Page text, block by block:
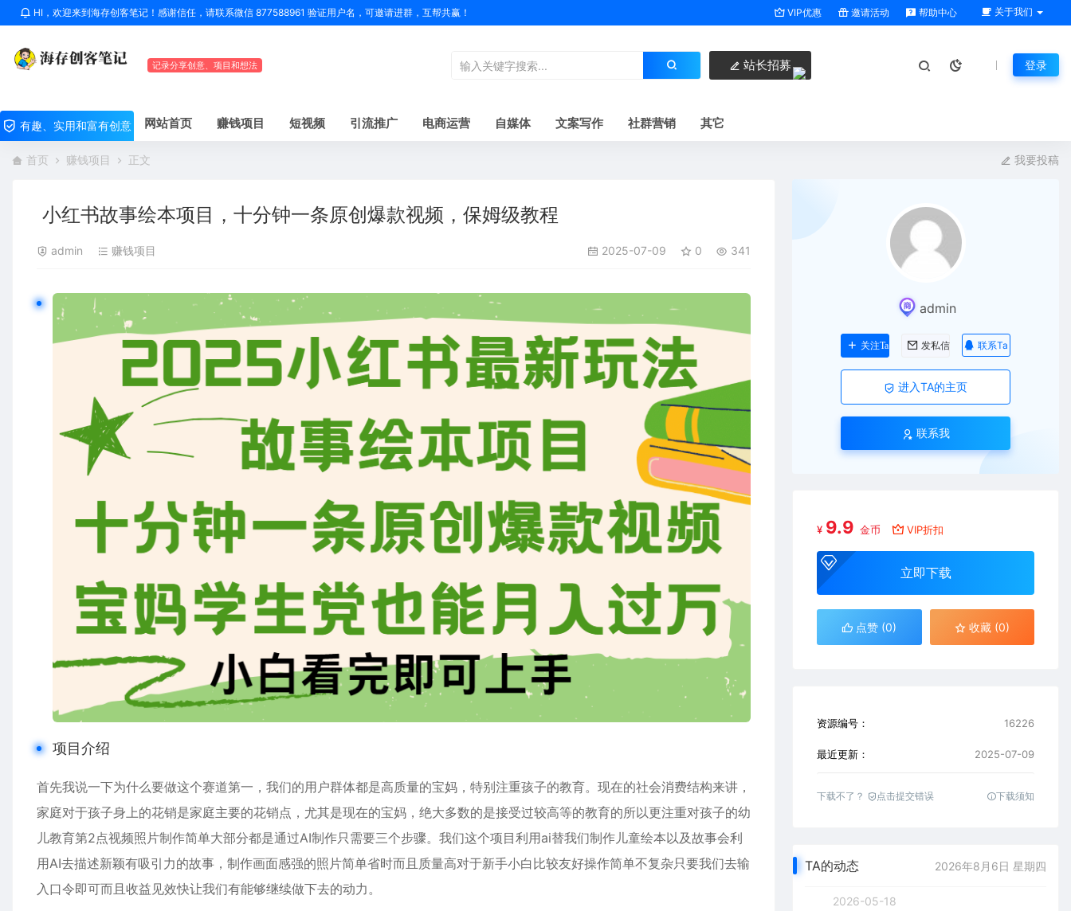
HI，欢迎来到海存创客笔记！感谢信任，请联系微信 877588961 验证用户名，可邀请进群，互帮共赢！ VIP优惠 邀请活动 帮助中心 关于我们
记录分享创意、项目和想法 站长招募 登录
有趣、实用和富有创意 网站首页 赚钱项目 短视频 引流推广 电商运营 自媒体 文案写作 社群营销 其它
首页 赚钱项目 正文 我要投稿
小红书故事绘本项目，十分钟一条原创爆款视频，保姆级教程
admin 赚钱项目 2025-07-09 0 341
项目介绍
首先我说一下为什么要做这个赛道第一，我们的用户群体都是高质量的宝妈，特别注重孩子的教育。现在的社会消费结构来讲，
家庭对于孩子身上的花销是家庭主要的花销点，尤其是现在的宝妈，绝大多数的是接受过较高等的教育的所以更注重对孩子的幼
儿教育第2点视频照片制作简单大部分都是通过AI制作只需要三个步骤。我们这个项目利用ai替我们制作儿童绘本以及故事会利
用AI去描述新颖有吸引力的故事，制作画面感强的照片简单省时而且质量高对于新手小白比较友好操作简单不复杂只要我们去输
入口令即可而且收益见效快让我们有能够继续做下去的动力。
admin
关注Ta 发私信 联系Ta
进入TA的主页
联系我
¥ 9.9 金币 VIP折扣
立即下载
点赞 (0) 收藏 (0)
资源编号： 16226
最近更新： 2025-07-09
下载不了？ 点击提交错误 下载须知
TA的动态 2026年8月6日 星期四
2026-05-18